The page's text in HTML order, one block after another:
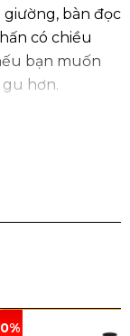
bàn đọc
có chiều
bạn muốn
hơn.